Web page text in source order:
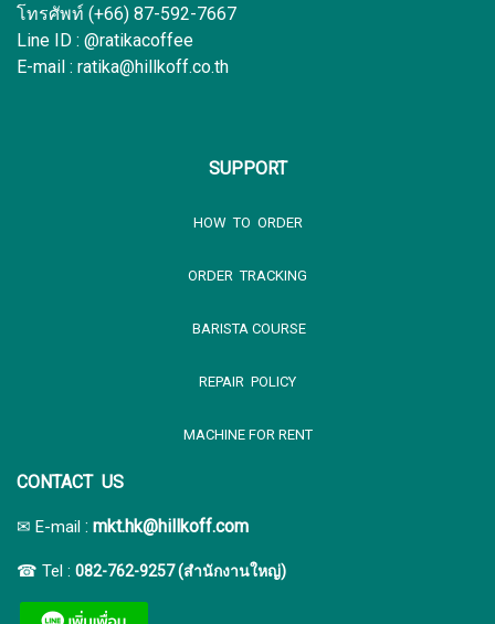
โทรศัพท์ (+66) 87-592-7667
Line ID : @ratikacoffee
E-mail : ratika@hillkoff.co.th
SUPPORT
HOW TO ORDER
ORDER TRACKING
BARISTA COURSE
REPAIR POLICY
MACHINE FOR RENT
CONTACT US
✉ E-mail : mkt.hk@hillkoff.com
☎ Tel : 082-762-9257 (สำนักงานใหญ่)